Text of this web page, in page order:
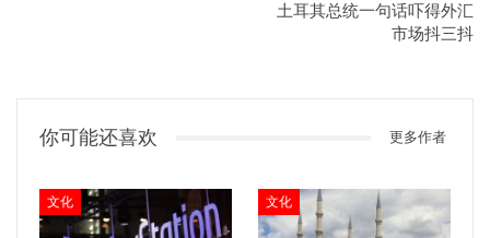
土耳其总统一句话吓得外汇
市场抖三抖
你可能还喜欢 更多作者
文化 文化